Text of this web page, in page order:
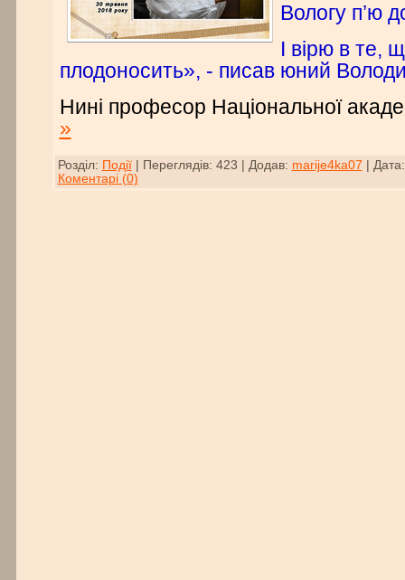
Вологу п’ю
І вірю в те,
плодоносить», - писав юний
Нині професор Національної
»
Розділ: Події| Переглядів: 423 Додав: marije4ka07
Дата:
Коментарі (0)